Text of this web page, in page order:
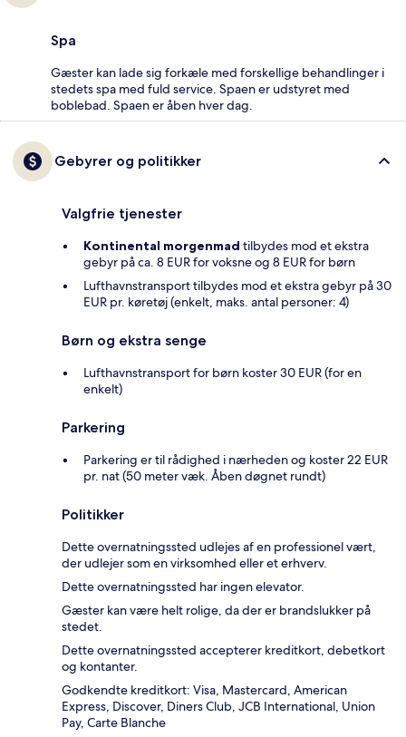
Spa
Gæster kan lade sig forkæle med forskellige behandlinger i
stedets spa med fuld service. Spaen er udstyret med
boblebad. Spaen er åben hver dag.
Gebyrer og politikker
Valgfrie tjenester
Kontinental morgenmad tilbydes mod et ekstra
gebyr på ca. 8 EUR for voksne og 8 EUR for børn
Lufthavnstransport tilbydes mod et ekstra gebyr på 30
EUR pr. køretøj (enkelt, maks. antal personer: 4)
Børn og ekstra senge
Lufthavnstransport for børn koster 30 EUR (for en
enkelt)
Parkering
Parkering er til rådighed i nærheden og koster 22 EUR
pr. nat (50 meter væk. Åben døgnet rundt)
Politikker
Dette overnatningssted udlejes af en professionel vært,
der udlejer som en virksomhed eller et erhverv.
Dette overnatningssted har ingen elevator.
Gæster kan være helt rolige, da der er brandslukker på
stedet.
Dette overnatningssted accepterer kreditkort, debetkort
og kontanter.
Godkendte kreditkort: Visa, Mastercard, American
Express, Discover, Diners Club, JCB International, Union
Pay, Carte Blanche